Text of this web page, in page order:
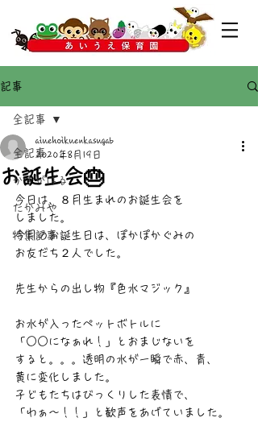
記事
全記事
かすがばる
たかみや
特集記事
全記事
お誕生会🎂
aiuehoikuenkasugab
2020年8月19日
今日は、８月生まれのお誕生会を
しました。
今月のお誕生日は、ぽかぽかぐみの
お友だち２人でした。
先生からの出し物『色水マジック』
お水が入ったペットボトルに
「○○になぁれ！」とおまじないを
すると。。。透明の水が一瞬で赤、青、
黄に変化しました。
子どもたちはびっくりした表情で、
「わぁ～！！」と歓声をあげていました。